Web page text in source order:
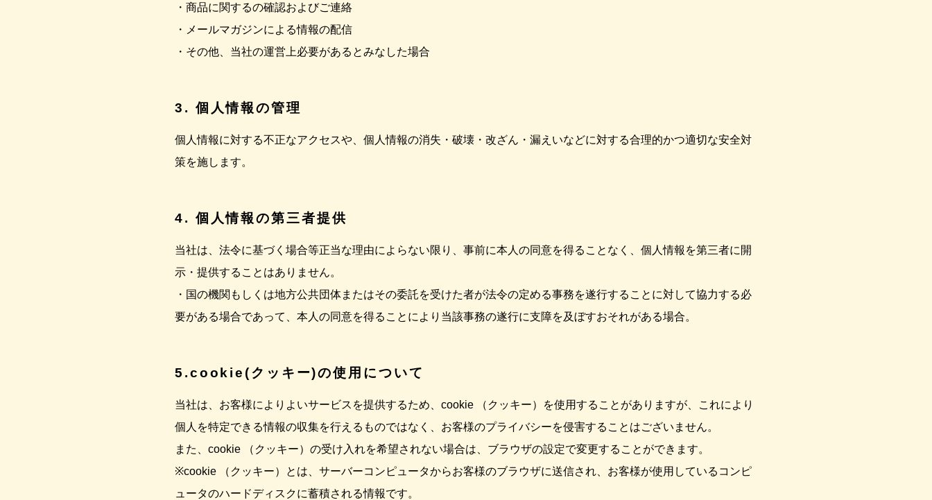
・商品に関するの確認およびご連絡
・メールマガジンによる情報の配信
・その他、当社の運営上必要があるとみなした場合
3. 個人情報の管理
個人情報に対する不正なアクセスや、個人情報の消失・破壊・改ざん・漏えいなどに対する合理的かつ適切な安全対
策を施します。
4. 個人情報の第三者提供
当社は、法令に基づく場合等正当な理由によらない限り、事前に本人の同意を得ることなく、個人情報を第三者に開
示・提供することはありません。
・国の機関もしくは地方公共団体またはその委託を受けた者が法令の定める事務を遂行することに対して協力する必
要がある場合であって、本人の同意を得ることにより当該事務の遂行に支障を及ぼすおそれがある場合。
5.cookie(クッキー)の使用について
当社は、お客様によりよいサービスを提供するため、cookie （クッキー）を使用することがありますが、これにより
個人を特定できる情報の収集を行えるものではなく、お客様のプライバシーを侵害することはございません。
また、cookie （クッキー）の受け入れを希望されない場合は、ブラウザの設定で変更することができます。
※cookie （クッキー）とは、サーバーコンピュータからお客様のブラウザに送信され、お客様が使用しているコンピ
ュータのハードディスクに蓄積される情報です。